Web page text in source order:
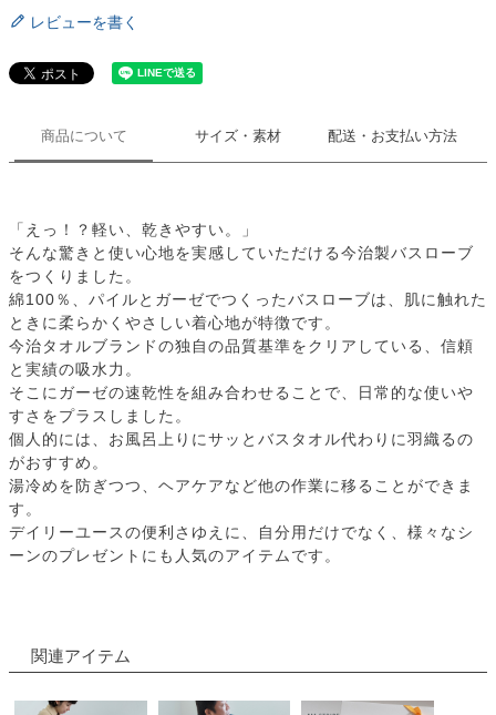
レビューを書く
商品について サイズ・素材 配送・お支払い方法
「えっ！？軽い、乾きやすい。」
そんな驚きと使い心地を実感していただける今治製バスローブ
をつくりました。
綿100％、パイルとガーゼでつくったバスローブは、肌に触れた
ときに柔らかくやさしい着心地が特徴です。
今治タオルブランドの独自の品質基準をクリアしている、信頼
と実績の吸水力。
そこにガーゼの速乾性を組み合わせることで、日常的な使いや
すさをプラスしました。
個人的には、お風呂上りにサッとバスタオル代わりに羽織るの
がおすすめ。
湯冷めを防ぎつつ、ヘアケアなど他の作業に移ることができま
す。
デイリーユースの便利さゆえに、自分用だけでなく、様々なシ
ーンのプレゼントにも人気のアイテムです。
関連アイテム